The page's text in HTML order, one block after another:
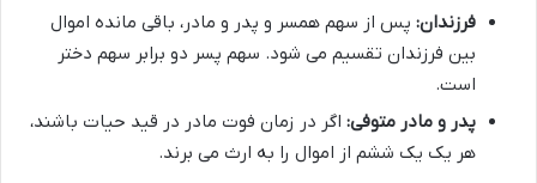
فرزندان: پس از سهم همسر و پدر و مادر، باقی مانده اموال
بین فرزندان تقسیم می شود. سهم پسر دو برابر سهم دختر
است.
پدر و مادر متوفی: اگر در زمان فوت مادر در قید حیات باشند،
هر یک یک ششم از اموال را به ارث می برند.